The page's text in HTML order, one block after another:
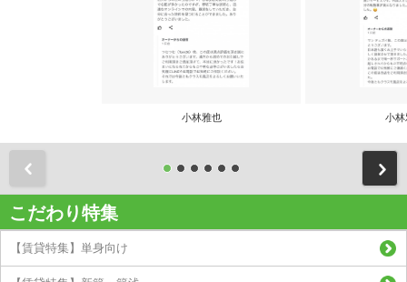
小林雅也 小林
こだわり特集
【賃貸特集】単身向け